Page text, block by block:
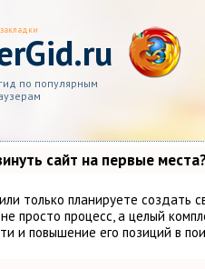
по популярным
закладки
сайт на первые
только планируете создать
просто процесс, а целый
и повышение его позиций в